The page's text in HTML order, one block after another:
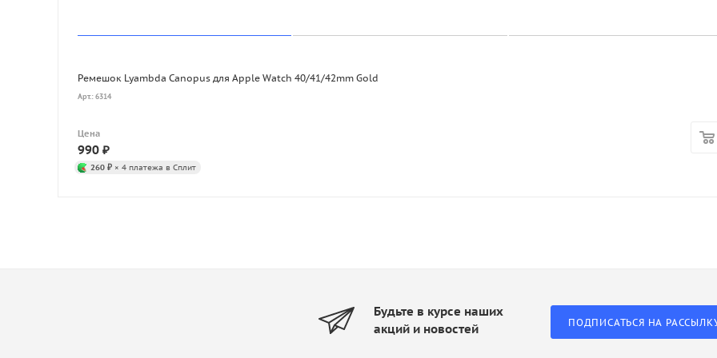
Ремешок Lyambda Canopus для Apple Watch 40/41/42mm Gold
Арт.: 6314
Цена
990 ₽
260 ₽ × 4 платежа в Сплит
Будьте в курсе наших
акций и новостей
ПОДПИСАТЬСЯ НА